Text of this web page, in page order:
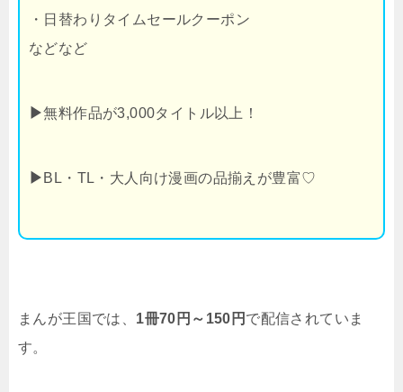
・日替わりタイムセールクーポン
などなど
▶無料作品が3,000タイトル以上！
▶ BL・TL・大人向け漫画の品揃えが豊富♡
まんが王国では、 1冊70円～150円 で配信されていま
す。